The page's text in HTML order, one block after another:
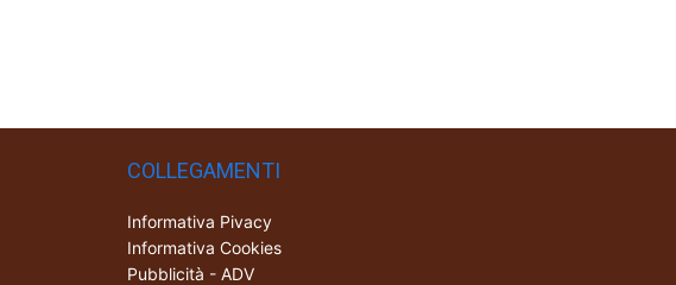
COLLEGAMENTI
Informativa Pivacy
Informativa Cookies
Pubblicità - ADV